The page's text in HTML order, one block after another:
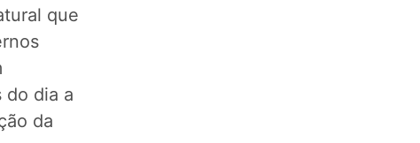
que
do dia a
da